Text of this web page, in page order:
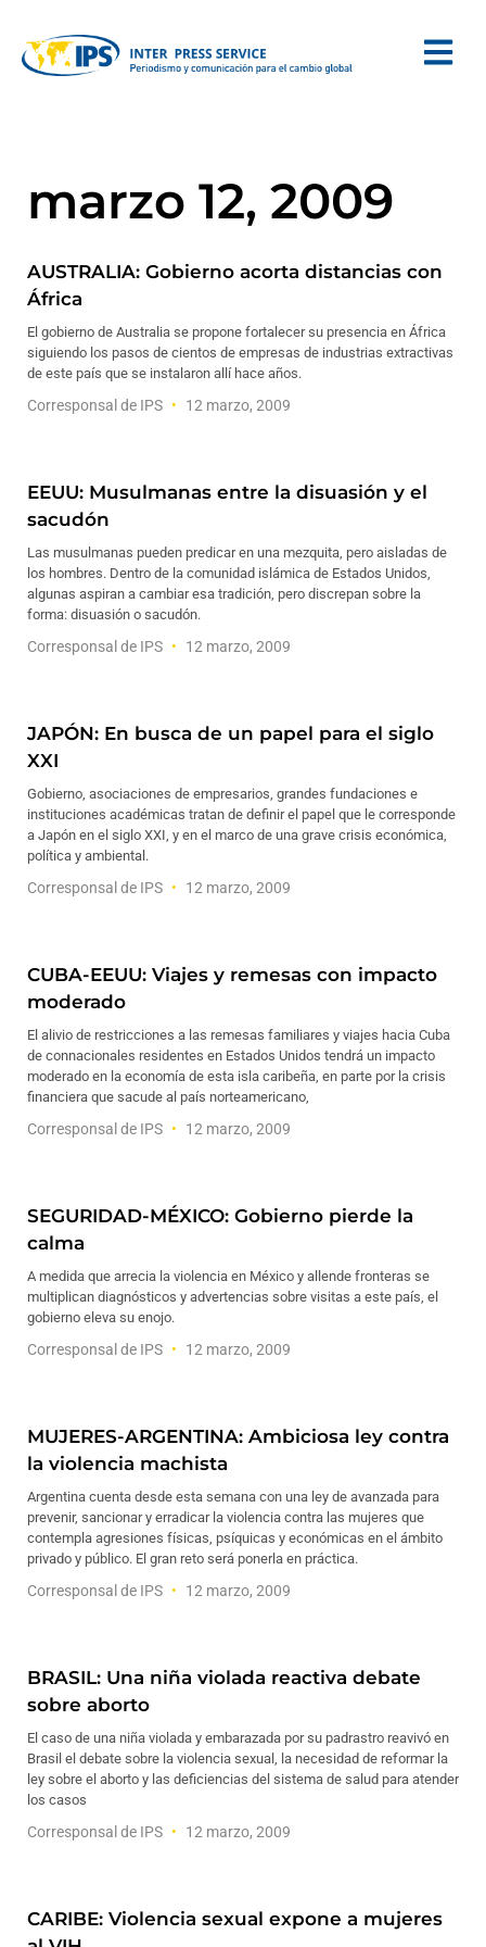
marzo 12, 2009
AUSTRALIA: Gobierno acorta distancias con
África
El gobierno de Australia se propone fortalecer su presencia en África
siguiendo los pasos de cientos de empresas de industrias extractivas
de este país que se instalaron allí hace años.
Corresponsal de IPS 12 marzo, 2009
EEUU: Musulmanas entre la disuasión y el
sacudón
Las musulmanas pueden predicar en una mezquita, pero aisladas de
los hombres. Dentro de la comunidad islámica de Estados Unidos,
algunas aspiran a cambiar esa tradición, pero discrepan sobre la
forma: disuasión o sacudón.
Corresponsal de IPS 12 marzo, 2009
JAPÓN: En busca de un papel para el siglo
XXI
Gobierno, asociaciones de empresarios, grandes fundaciones e
instituciones académicas tratan de definir el papel que le corresponde
a Japón en el siglo XXI, y en el marco de una grave crisis económica,
política y ambiental.
Corresponsal de IPS 12 marzo, 2009
CUBA-EEUU: Viajes y remesas con impacto
moderado
El alivio de restricciones a las remesas familiares y viajes hacia Cuba
de connacionales residentes en Estados Unidos tendrá un impacto
moderado en la economía de esta isla caribeña, en parte por la crisis
financiera que sacude al país norteamericano,
Corresponsal de IPS 12 marzo, 2009
SEGURIDAD-MÉXICO: Gobierno pierde la
calma
A medida que arrecia la violencia en México y allende fronteras se
multiplican diagnósticos y advertencias sobre visitas a este país, el
gobierno eleva su enojo.
Corresponsal de IPS 12 marzo, 2009
MUJERES-ARGENTINA: Ambiciosa ley contra
la violencia machista
Argentina cuenta desde esta semana con una ley de avanzada para
prevenir, sancionar y erradicar la violencia contra las mujeres que
contempla agresiones físicas, psíquicas y económicas en el ámbito
privado y público. El gran reto será ponerla en práctica.
Corresponsal de IPS 12 marzo, 2009
BRASIL: Una niña violada reactiva debate
sobre aborto
El caso de una niña violada y embarazada por su padrastro reavivó en
Brasil el debate sobre la violencia sexual, la necesidad de reformar la
ley sobre el aborto y las deficiencias del sistema de salud para atender
los casos
Corresponsal de IPS 12 marzo, 2009
CARIBE: Violencia sexual expone a mujeres